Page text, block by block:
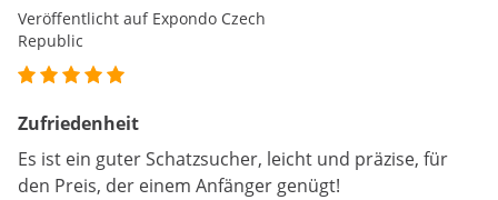
Veröffentlicht auf Expondo Czech
Republic
Zufriedenheit
Es ist ein guter Schatzsucher, leicht und präzise, für
den Preis, der einem Anfänger genügt!